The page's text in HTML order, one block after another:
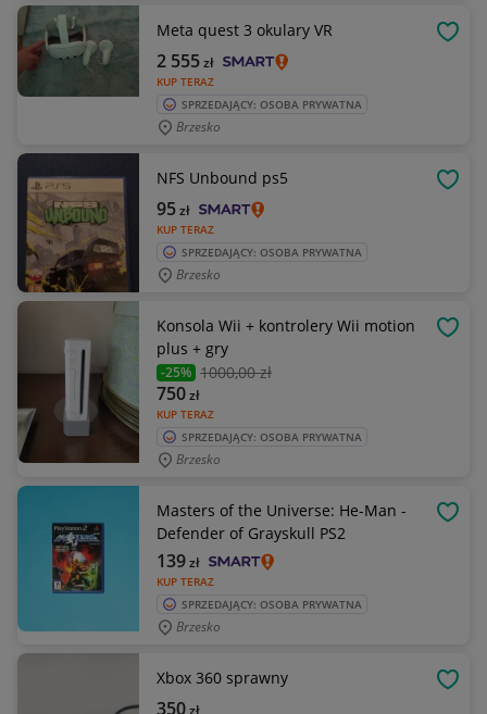
Meta quest 3 okulary VR
KUP TERAZ
2 555zł
SPRZEDAJĄCY: OSOBA PRYWATNA
Brzesko
NFS Unbound ps5
KUP TERAZ
95zł
SPRZEDAJĄCY: OSOBA PRYWATNA
Brzesko
Konsola Wii + kontrolery Wii motion
plus + gry
-25% 1000,00 zł
KUP TERAZ
750zł
SPRZEDAJĄCY: OSOBA PRYWATNA
Brzesko
Masters of the Universe: He-Man -
Defender of Grayskull PS2
KUP TERAZ
139zł
SPRZEDAJĄCY: OSOBA PRYWATNA
Brzesko
Xbox 360 sprawny
350zł